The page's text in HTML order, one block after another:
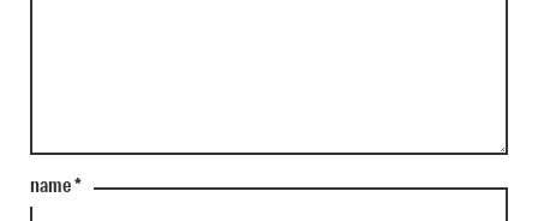
name*